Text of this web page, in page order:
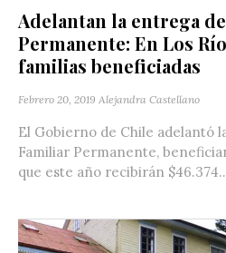
Adelantan la entrega
Permanente: En Los
familias beneficiadas
Febrero 20, 2019 Alejandra Castellano
El Gobierno de Chile adelantó
Familiar Permanente,
que este año recibirán